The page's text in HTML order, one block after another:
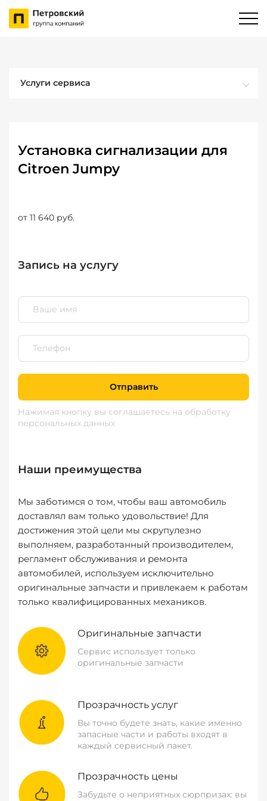
Услуги сервиса
Установка сигнализации для
Citroen Jumpy
от 11 640 руб.
Запись на услугу
Отправить
Нажимая кнопку вы соглашаетесь на обработку
персональных данных
Наши преимущества
Мы заботимся о том, чтобы ваш автомобиль
доставлял вам только удовольствие! Для
достижения этой цели мы скрупулезно
выполняем, разработанный производителем,
регламент обслуживания и ремонта
автомобилей, используем исключительно
оригинальные запчасти и привлекаем к работам
только квалифицированных механиков.
Оригинальные запчасти
Сервис использует только
оригинальные запчасти
Прозрачность услуг
Вы точно будете знать, какие именно
запасные части и работы входят в
каждый сервисный пакет.
Прозрачность цены
Забудьте о неприятных сюрпризах: вы